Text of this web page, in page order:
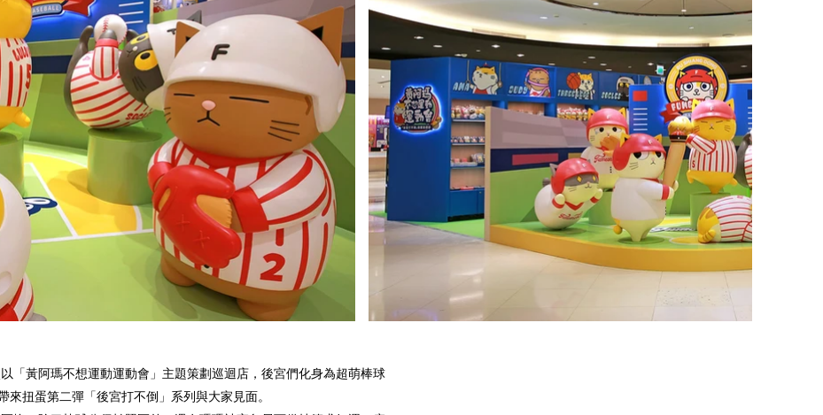
「黃阿瑪不想運動運動會」主題策劃巡迴店，後宮們化身為超萌棒球
扭蛋第二彈「後宮打不倒」系列與大家見面。